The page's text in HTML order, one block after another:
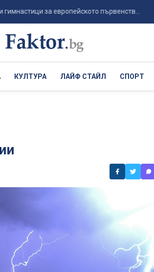
за европейското първенств...
КУЛТУРА ЛАЙФ СТАЙЛ СПОРТ